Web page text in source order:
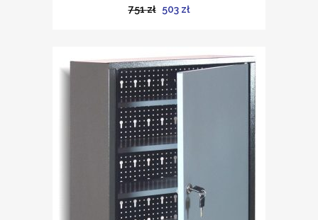
751zł Pierwotna
751 zł.
503 złAktualna
503 zł.